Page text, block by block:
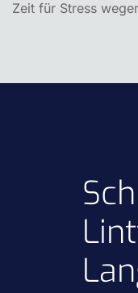
Zeit für Stress